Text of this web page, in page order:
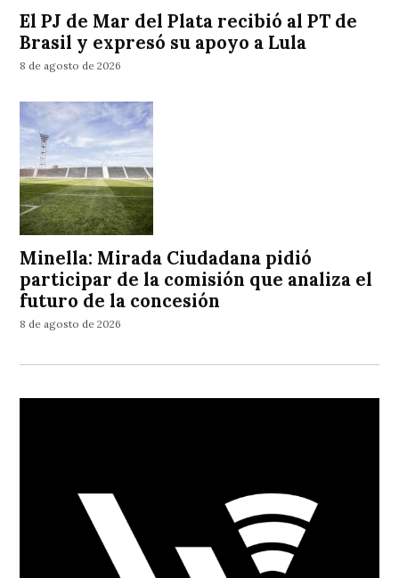
El PJ de Mar del Plata recibió al PT de
Brasil y expresó su apoyo a Lula
8 de agosto de 2026
Minella: Mirada Ciudadana pidió
participar de la comisión que analiza el
futuro de la concesión
8 de agosto de 2026